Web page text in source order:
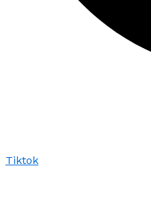
Tiktok